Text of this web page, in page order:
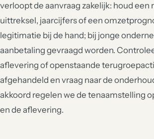
verloopt de aanvraag zakelijk: houd een
uittreksel, jaarcijfers of een
legitimatie bij de hand; bij jonge
aanbetaling gevraagd worden.
aflevering of openstaande
afgehandeld en vraag naar de
akkoord regelen we de tenaamstelling
en de aflevering.